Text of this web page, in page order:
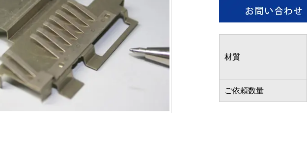
材質
ご依頼数量